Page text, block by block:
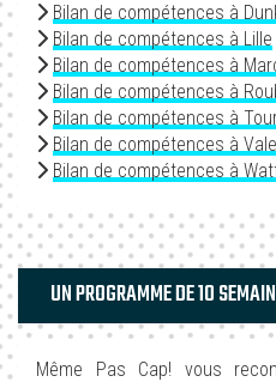
Bilan de compétences à
Bilan de compétences à Lille
Bilan de compétences à
Bilan de compétences à
Bilan de compétences à
Bilan de compétences à
Bilan de compétences à
UN PROGRAMME DE 10
Même Pas Cap! vous